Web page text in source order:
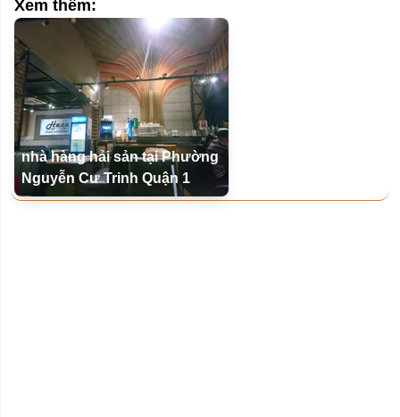
Xem thêm:
nhà hàng hải sản tại Phường
Nguyễn Cư Trinh Quận 1